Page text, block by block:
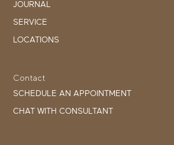
JOURNAL
SERVICE
LOCATIONS
Contact
SCHEDULE AN APPOINTMENT
CHAT WITH CONSULTANT